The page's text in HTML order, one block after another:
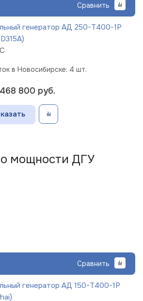
Сравнить
генератор АД 250-Т400-1Р
в Новосибирске: 4 шт.
800 руб.
мощности ДГУ
Сравнить
генератор АД 150-Т400-1Р